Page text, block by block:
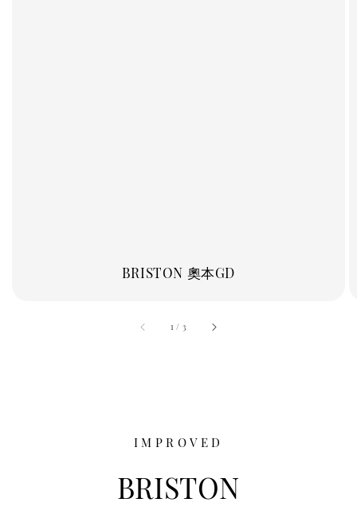
BRISTON 奧本GD
1 / accessibility.of
3
IMPROVED
BRISTON